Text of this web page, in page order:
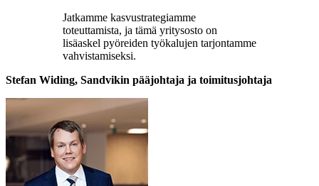
Jatkamme kasvustrategiamme
toteuttamista, ja tämä yritysosto on
lisäaskel pyöreiden työkalujen tarjontamme
vahvistamiseksi.
Stefan Widing, Sandvikin pääjohtaja ja toimitusjohtaja